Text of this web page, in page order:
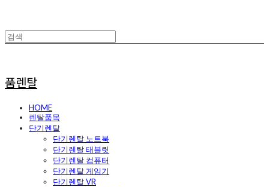
품렌탈
HOME
렌탈품목
단기렌탈
단기렌탈 노트북
단기렌탈 태블릿
단기렌탈 컴퓨터
단기렌탈 게임기
단기렌탈 VR